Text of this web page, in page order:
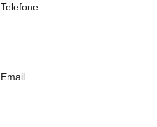
Telefone
Email